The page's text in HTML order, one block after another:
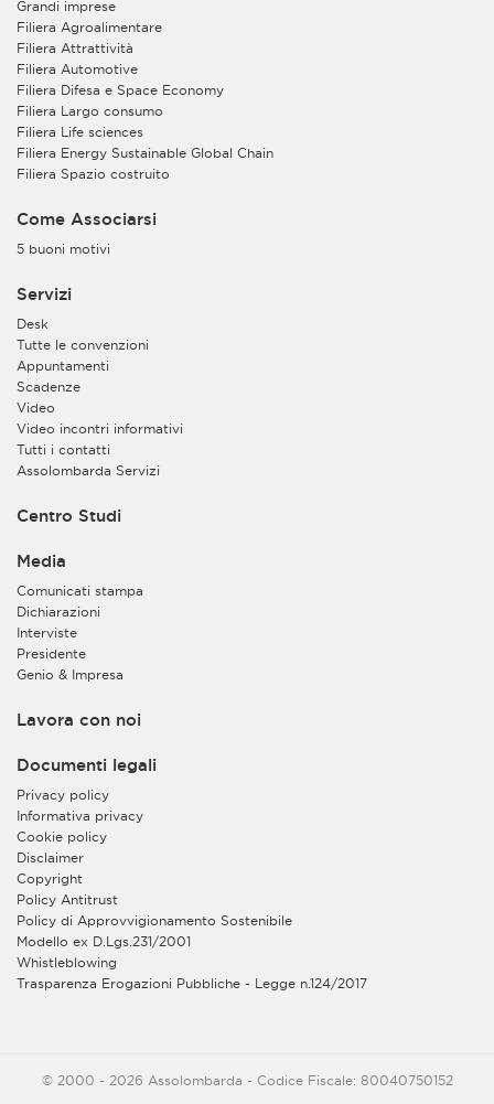
Grandi imprese
Filiera Agroalimentare
Filiera Attrattività
Filiera Automotive
Filiera Difesa e Space Economy
Filiera Largo consumo
Filiera Life sciences
Filiera Energy Sustainable Global Chain
Filiera Spazio costruito
Come Associarsi
5 buoni motivi
Servizi
Desk
Tutte le convenzioni
Appuntamenti
Scadenze
Video
Video incontri informativi
Tutti i contatti
Assolombarda Servizi
Centro Studi
Media
Comunicati stampa
Dichiarazioni
Interviste
Presidente
Genio & Impresa
Lavora con noi
Documenti legali
Privacy policy
Informativa privacy
Cookie policy
Disclaimer
Copyright
Policy Antitrust
Policy di Approvvigionamento Sostenibile
Modello ex D.Lgs.231/2001
Whistleblowing
Trasparenza Erogazioni Pubbliche - Legge n.124/2017
© 2000 - 2026 Assolombarda - Codice Fiscale: 80040750152